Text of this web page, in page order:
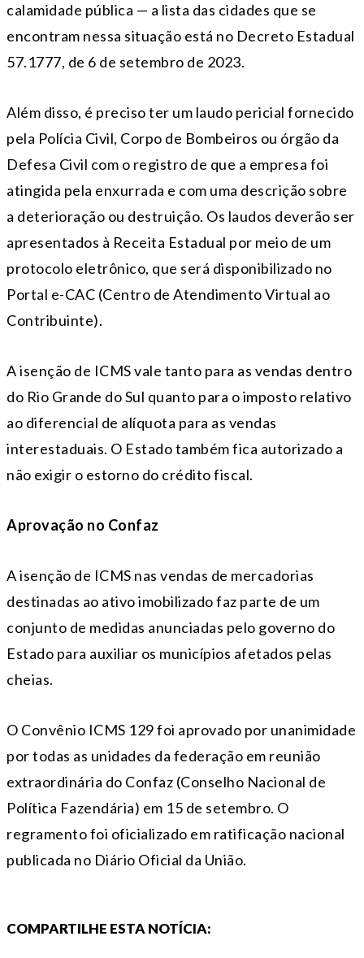
calamidade pública — a lista das cidades que se
encontram nessa situação está no Decreto Estadual
57.1777, de 6 de setembro de 2023.
Além disso, é preciso ter um laudo pericial fornecido
pela Polícia Civil, Corpo de Bombeiros ou órgão da
Defesa Civil com o registro de que a empresa foi
atingida pela enxurrada e com uma descrição sobre
a deterioração ou destruição. Os laudos deverão ser
apresentados à Receita Estadual por meio de um
protocolo eletrônico, que será disponibilizado no
Portal e-CAC (Centro de Atendimento Virtual ao
Contribuinte).
A isenção de ICMS vale tanto para as vendas dentro
do Rio Grande do Sul quanto para o imposto relativo
ao diferencial de alíquota para as vendas
interestaduais. O Estado também fica autorizado a
não exigir o estorno do crédito fiscal.
Aprovação no Confaz
A isenção de ICMS nas vendas de mercadorias
destinadas ao ativo imobilizado faz parte de um
conjunto de medidas anunciadas pelo governo do
Estado para auxiliar os municípios afetados pelas
cheias.
O Convênio ICMS 129 foi aprovado por unanimidade
por todas as unidades da federação em reunião
extraordinária do Confaz (Conselho Nacional de
Política Fazendária) em 15 de setembro. O
regramento foi oficializado em ratificação nacional
publicada no Diário Oficial da União.
COMPARTILHE ESTA NOTÍCIA: